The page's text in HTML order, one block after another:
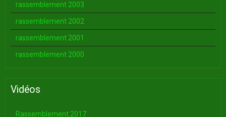
rassemblement 2003
rassemblement 2002
rassemblement 2001
rassemblement 2000
Vidéos
Rassemblement 2017